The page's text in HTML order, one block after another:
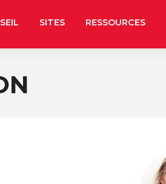
SITES RESSOURCES